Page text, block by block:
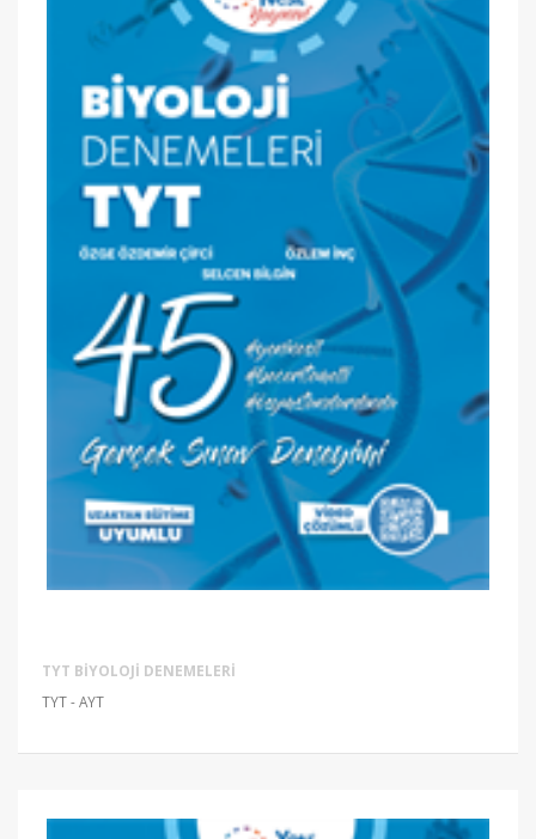
TYT BIYOLOJI DENEMELERI
TYT - AYT